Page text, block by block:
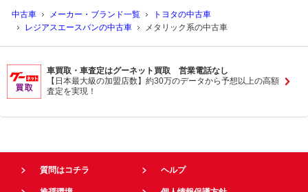
中古車 メーカー・ブランド一覧
トヨタの中古車
レジアスエースバンの中古車
メタリック系の中古車
車買取・車査定はグーネット買取 営業電話なし
【日本最大級の加盟店数】約30万のデータから予想以上の高額
査定を実現！
質問はコチラ ヘルプ